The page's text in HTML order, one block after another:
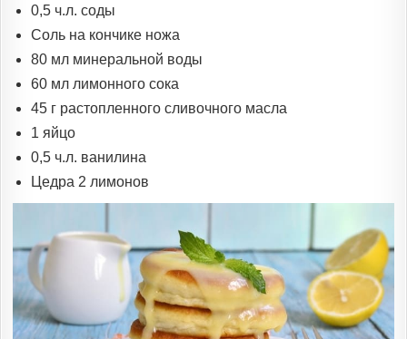
0,5 ч.л. соды
Соль на кончике ножа
80 мл минеральной воды
60 мл лимонного сока
45 г растопленного сливочного масла
1 яйцо
0,5 ч.л. ванилина
Цедра 2 лимонов